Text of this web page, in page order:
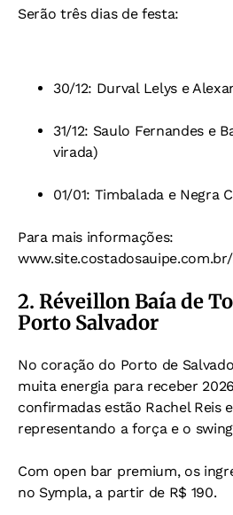
Serão três dias de festa:
30/12: Durval Lelys e
31/12: Saulo Fernandes e
virada)
01/01: Timbalada e Negra
Para mais informações:
2. Réveillon Baía de
Porto Salvador
No coração do Porto de
muita energia para receber
confirmadas estão Rachel Reis
representando a força e o
Com open bar premium, os
no Sympla, a partir de R$ 190.